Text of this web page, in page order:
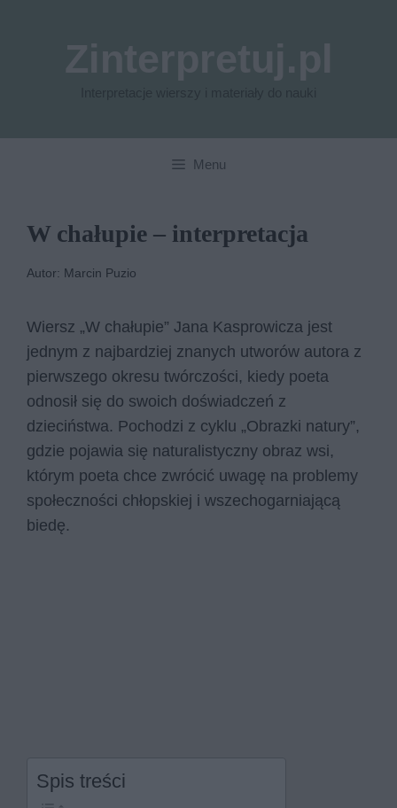
Menu
W chałupie – interpretacja
Autor: Marcin Puzio
Wiersz „W chałupie” Jana Kasprowicza jest
jednym z najbardziej znanych utworów autora z
pierwszego okresu twórczości, kiedy poeta
odnosił się do swoich doświadczeń z
dzieciństwa. Pochodzi z cyklu „Obrazki natury”,
gdzie pojawia się naturalistyczny obraz wsi,
którym poeta chce zwrócić uwagę na problemy
społeczności chłopskiej i wszechogarniającą
biedę.
Spis treści